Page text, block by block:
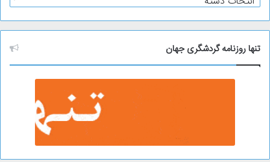
ر
ش
ی
و
تنها روزنامه گردشگری جهان